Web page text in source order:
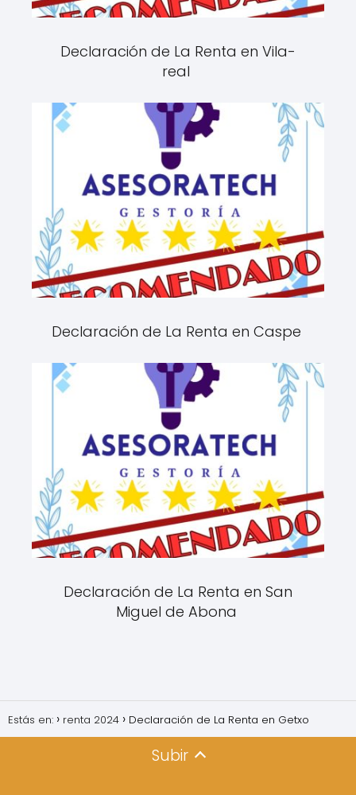
Declaración de La Renta en Vila-
real
Declaración de La Renta en Caspe
Declaración de La Renta en San
Miguel de Abona
Estás en: renta 2024 Declaración de La Renta en Getxo
Subir